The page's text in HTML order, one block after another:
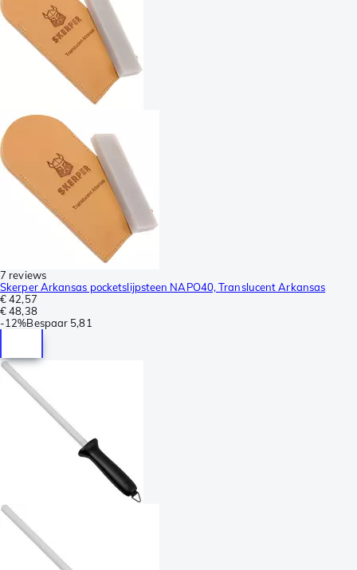
7 reviews
Skerper Arkansas pocketslijpsteen NAPO40, Translucent Arkansas
€ 42,57
€ 48,38
-12%Bespaar 5,81